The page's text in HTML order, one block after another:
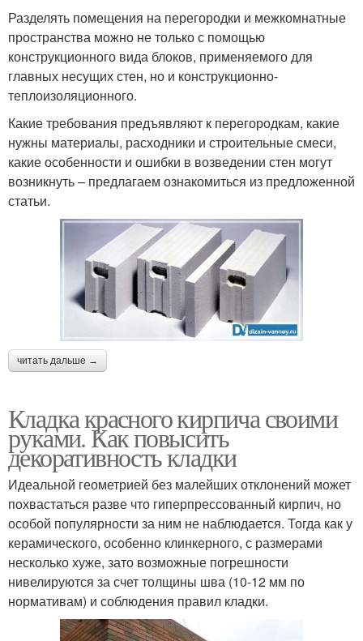
Разделять помещения на перегородки и межкомнатные
пространства можно не только с помощью
конструкционного вида блоков, применяемого для
главных несущих стен, но и конструкционно-
теплоизоляционного.
Какие требования предъявляют к перегородкам, какие
нужны материалы, расходники и строительные смеси,
какие особенности и ошибки в возведении стен могут
возникнуть – предлагаем ознакомиться из предложенной
статьи.
читать дальше →
Кладка красного кирпича своими
руками. Как повысить
декоративность кладки
Идеальной геометрией без малейших отклонений может
похвастаться разве что гиперпрессованный кирпич, но
особой популярности за ним не наблюдается. Тогда как у
керамического, особенно клинкерного, с размерами
несколько хуже, зато возможные погрешности
нивелируются за счет толщины шва (10-12 мм по
нормативам) и соблюдения правил кладки.